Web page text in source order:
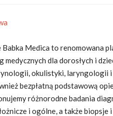
Babka Medica to renomowana
medycznych dla dorosłych i
okulistyki, laryngologii i
bezpłatną podstawową
różnorodne badania
i ogólne, a także biopsje